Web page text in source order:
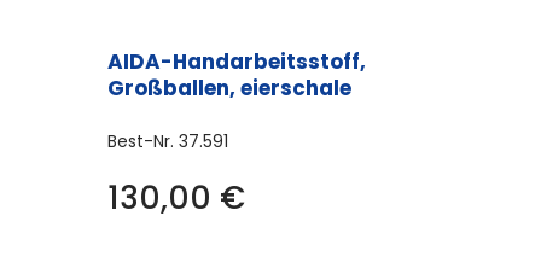
AIDA-Handarbeitsstoff,
Großballen, eierschale
Best-Nr. 37.591
130,00 €